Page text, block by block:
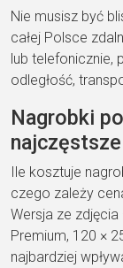
Nie musisz być
całej Polsce
lub telefonicznie,
odległość,
Nagrobki
Ile kosztuje
czego zależy
Wersja ze
Premium, 120 ×
najbardziej